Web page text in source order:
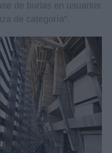
de burlas en usuarios
de categoría".